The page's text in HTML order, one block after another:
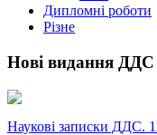
Дипломні роботи
Різне
Нові видання ДДС
Наукові записки ДДС.